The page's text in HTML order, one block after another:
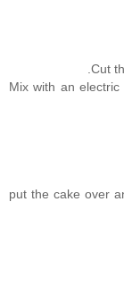
Cut
Mix with an
put the cake over